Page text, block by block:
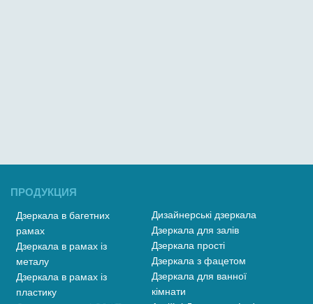
ПРОДУКЦИЯ
Дзеркала в багетних
рамах
Дзеркала в рамах із
металу
Дзеркала в рамах із
пластику
Дизайнерські дзеркала
Дзеркала для залів
Дзеркала прості
Дзеркала з фацетом
Дзеркала для ванної
кімнати